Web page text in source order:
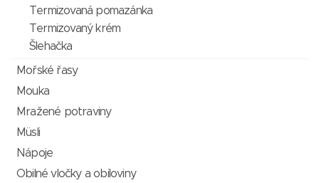
Termizovaná pomazánka
Termizovaný krém
Šlehačka
Mořské řasy
Mouka
Mražené potraviny
Müsli
Nápoje
Obilné vločky a obiloviny